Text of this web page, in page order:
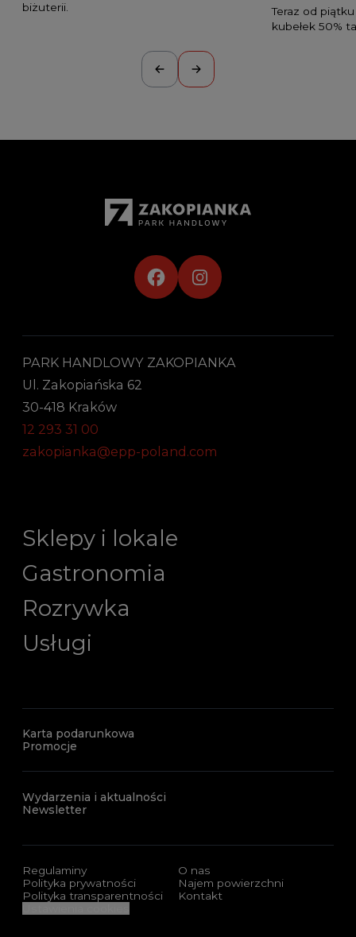
biżuterii.
Teraz od
kubełek 50%
PARK HANDLOWY ZAKOPIANKA
Ul. Zakopiańska 62
30-418 Kraków
12 293 31 00
zakopianka@epp-poland.com
Sklepy i lokale
Gastronomia
Rozrywka
Usługi
Karta podarunkowa
Promocje
Wydarzenia i aktualności
Newsletter
Regulaminy
Polityka prywatności
Polityka transparentności
O nas
Najem powierzchni
Kontakt